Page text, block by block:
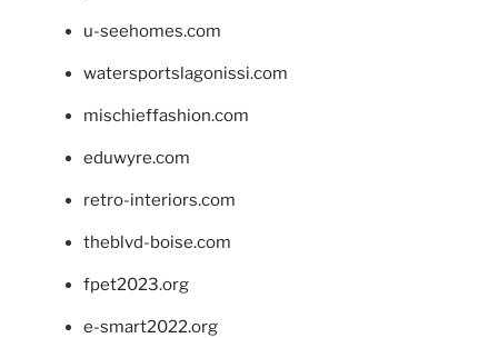
u-seehomes.com
watersportslagonissi.com
mischieffashion.com
eduwyre.com
retro-interiors.com
theblvd-boise.com
fpet2023.org
e-smart2022.org